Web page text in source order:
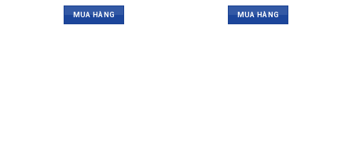
MUA HÀNG MUA HÀNG